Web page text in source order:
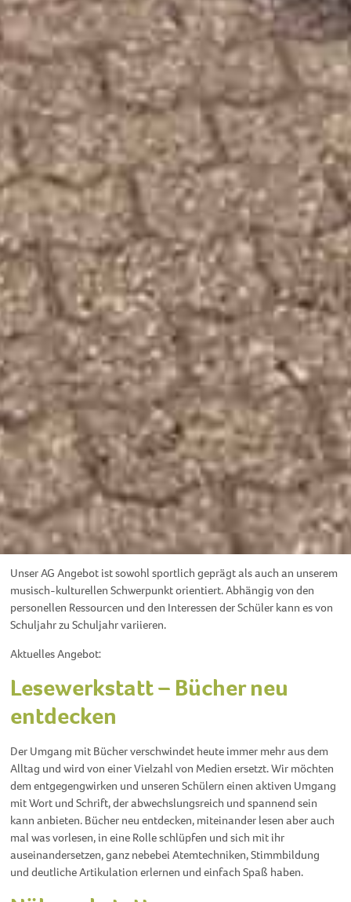
Unser AG Angebot ist sowohl sportlich geprägt als auch an unserem
musisch-kulturellen Schwerpunkt orientiert. Abhängig von den
personellen Ressourcen und den Interessen der Schüler kann es von
Schuljahr zu Schuljahr variieren.
Aktuelles Angebot:
Lesewerkstatt – Bücher neu
entdecken
Der Umgang mit Bücher verschwindet heute immer mehr aus dem
Alltag und wird von einer Vielzahl von Medien ersetzt. Wir möchten
dem entgegengwirken und unseren Schülern einen aktiven Umgang
mit Wort und Schrift, der abwechslungsreich und spannend sein
kann anbieten. Bücher neu entdecken, miteinander lesen aber auch
mal was vorlesen, in eine Rolle schlüpfen und sich mit ihr
auseinandersetzen, ganz nebebei Atemtechniken, Stimmbildung
und deutliche Artikulation erlernen und einfach Spaß haben.